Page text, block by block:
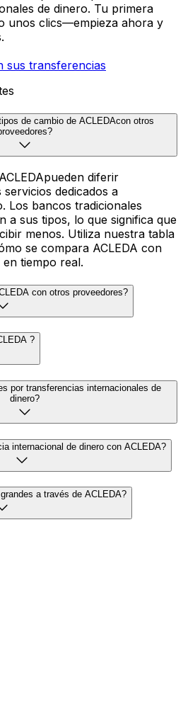
de dinero. Tu primera
unos clics—empieza ahora y
sus transferencias
de cambio de ACLEDAcon otros
diferir
dedicados a
Los bancos tradicionales
a sus tipos, lo que significa que
menos. Utiliza nuestra tabla
se compara ACLEDA con
tiempo real.
con otros proveedores?
?
por transferencias internacionales de
dinero?
internacional de dinero con ACLEDA?
a través de ACLEDA?